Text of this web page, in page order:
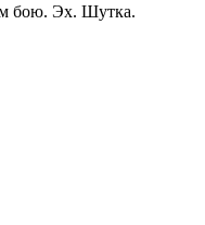
бою. Эх. Шутка.